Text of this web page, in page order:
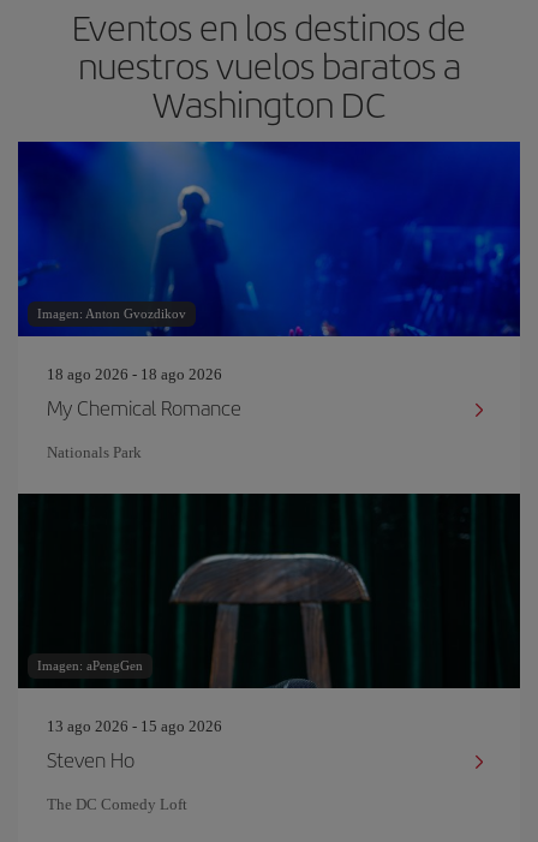
Eventos en los destinos de
nuestros vuelos baratos a
Washington DC
Imagen: Anton Gvozdikov
18 ago 2026 - 18 ago 2026
My Chemical Romance
Nationals Park
Imagen: aPengGen
13 ago 2026 - 15 ago 2026
Steven Ho
The DC Comedy Loft